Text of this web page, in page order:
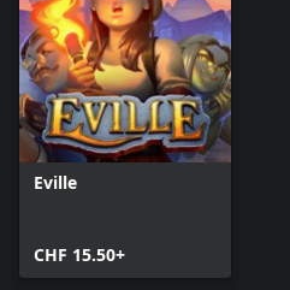
Eville
CHF 15.50+